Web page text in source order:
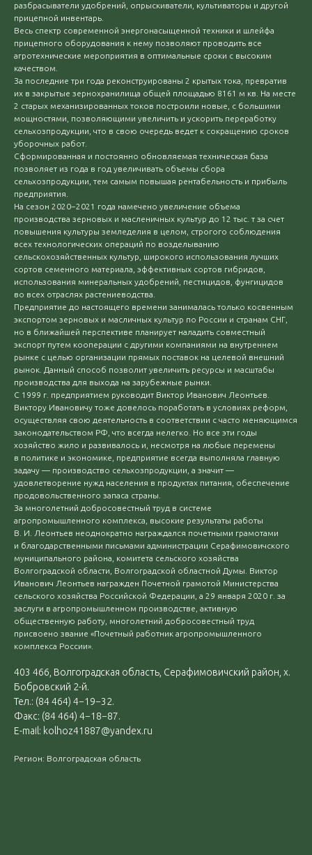
разбрасыватели удобрений, опрыскиватели, культиваторы и другой
прицепной инвентарь.
Весь спектр современной энергонасыщенной техники и шлейфа
прицепного оборудования к нему позволяют проводить все
агротехнические мероприятия в оптимальные сроки с высоким
качеством.
За последние три года реконструированы 2 крытых тока, превратив
их в закрытые зернохранилища общей площадью 8161 м кв. На месте
2 старых механизированных токов построили новые, с большими
мощностями, позволяющими увеличить и ускорить переработку
сельхозпродукции, что в свою очередь ведет к сокращению сроков
уборочных работ.
Сформированная и постоянно обновляемая техническая база
позволяет из года в год увеличивать объемы сбора
сельхозпродукции, тем самым повышая рентабельность и прибыль
предприятия.
На сезон 2020−2021 года намечено увеличение объема
производства зерновых и масленичных культур до 12 тыс. т за счет
повышения культуры земледелия в целом, строгого соблюдения
всех технологических операций по возделыванию
сельскохозяйственных культур, широкого использования лучших
сортов семенного материала, эффективных сортов гибридов,
использования минеральных удобрений, пестицидов, фунгицидов
во всех отраслях растениеводства.
Предприятие до настоящего времени занималась только косвенным
экспортом зерновых и масличных культур по России и странам СНГ,
но в ближайшей перспективе планирует наладить совместный
экспорт путем кооперации с другими компаниями на внутреннем
рынке с целью организации прямых поставок на целевой внешний
рынок. Данный способ позволит увеличить ресурсы и масштабы
производства для выхода на зарубежные рынки.
С 1999 г. предприятием руководит Виктор Иванович Леонтьев.
Виктору Ивановичу тоже довелось поработать в условиях реформ,
осуществляя свою деятельность в соответствии с часто меняющимся
законодательством РФ, что всегда нелегко. Но все эти годы
хозяйство жило и развивалось и, несмотря на любые перемены
в политике и экономике, предприятие всегда выполняла главную
задачу — производство сельхозпродукции, а значит —
удовлетворение нужд населения в продуктах питания, обеспечение
продовольственного запаса страны.
За многолетний добросовестный труд в системе
агропромышленного комплекса, высокие результаты работы
В. И. Леонтьев неоднократно награждался почетными грамотами
и благодарственными письмами администрации Серафимовичского
муниципального района, комитета сельского хозяйства
Волгоградской области, Волгоградской областной Думы. Виктор
Иванович Леонтьев награжден Почетной грамотой Министерства
сельского хозяйства Российской Федерации, а 29 января 2020 г. за
заслуги в агропромышленном производстве, активную
общественную работу, многолетний добросовестный труд
присвоено звание «Почетный работник агропромышленного
комплекса России».
403 466, Волгоградская область, Серафимовичский район, х.
Бобровский 2-й.
Тел.: (84 464) 4−19−32.
Факс: (84 464) 4−18−87.
E-mail: kolhoz41887@yandex.ru
Регион: Волгоградская область